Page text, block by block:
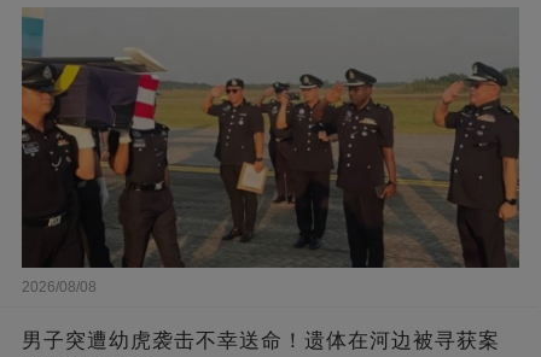
2026/08/08
男子突遭幼虎袭击不幸送命！遗体在河边被寻获案